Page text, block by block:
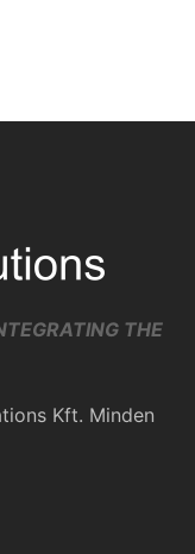
THE
Kft. Minden